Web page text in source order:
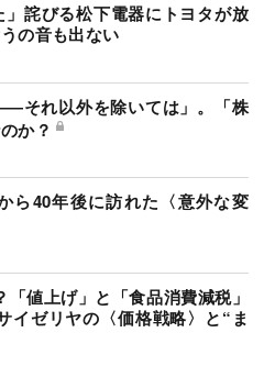
」詫びる松下電器にトヨタが放
の音も出ない
それ以外を除いては」。「株
か？
ら40年後に訪れた〈意外な変
値上げ」と「食品消費減税」
イゼリヤの〈価格戦略〉と“ま